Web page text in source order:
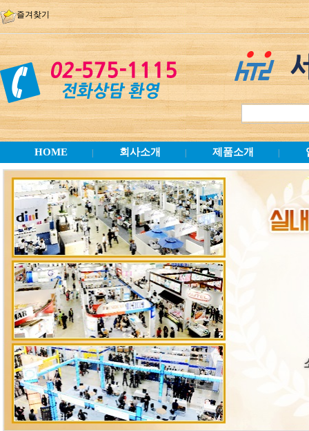
즐겨찾기
HOME 회사소개 제품소개